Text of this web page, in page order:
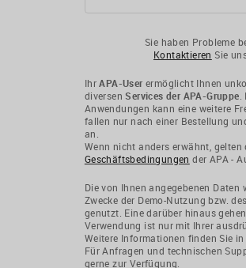
Sie haben Probleme
Kontaktieren Sie
IhrAPA-User ermöglicht Ihnen
diversen Services der APA-Gruppe
Anwendungen kann eine weitere
fallen nur nach einer Bestellung
an.
Wenn nicht anders erwähnt,
Geschäftsbedingungen der APA -
Die von Ihnen angegebenen
Zwecke der Demo-Nutzung bzw.
genutzt. Eine darüber hinaus
Verwendung ist nur mit Ihrer
Weitere Informationen finden Sie
Für Anfragen und technischen
gerne zur Verfügung.